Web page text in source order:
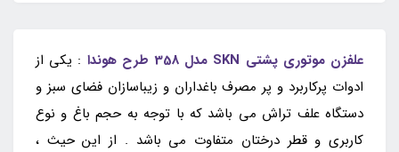
علفزن موتوری پشتی SKN مدل 358 طرح هوندا
: یکی از
ادوات پرکاربرد و پر مصرف باغداران و زیباسازان فضای سبز و
دستگاه علف تراش می باشد که با توجه به حجم باغ و نوع
کاربری و قطر درختان متفاوت می باشد . از این حیث ،